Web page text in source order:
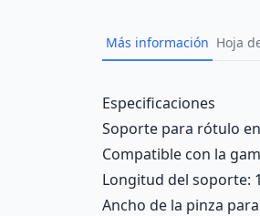
Más información Hoja
Description
Especificaciones
Soporte para rótulo
Compatible con la
Longitud del soporte:
Ancho de la pinza